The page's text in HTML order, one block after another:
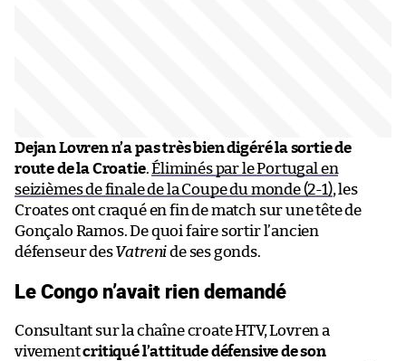
Dejan Lovren n’a pas très bien digéré la sortie de
route de la Croatie.Éliminés par le Portugal en
seizièmes de finale de la Coupe du monde (2-1), les
Croates ont craqué en fin de match sur une tête de
Gonçalo Ramos. De quoi faire sortir l’ancien
défenseur desVatrenide ses gonds.
Le Congo n’avait rien demandé
Consultant sur la chaîne croate HTV, Lovren a
vivementcritiqué l’attitude défensive de son